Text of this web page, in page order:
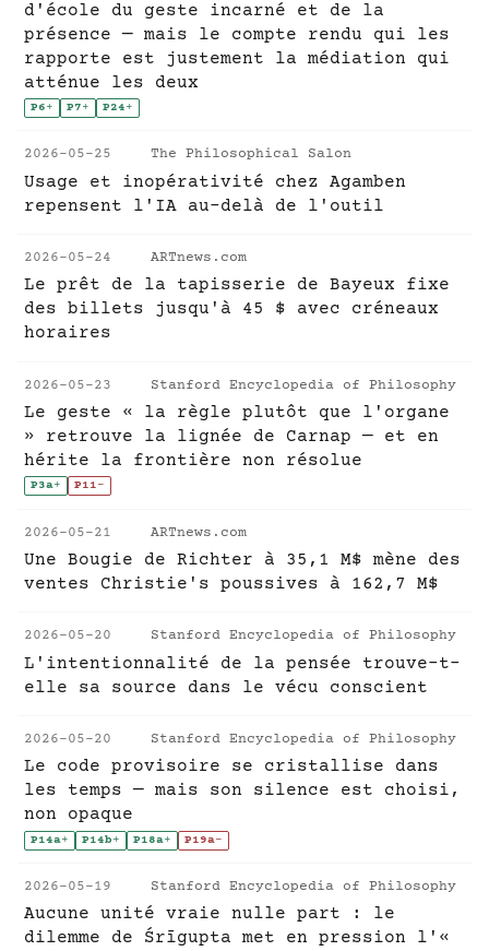
d'école du geste incarné et de la
présence — mais le compte rendu qui les
rapporte est justement la médiation qui
atténue les deux
P6+ P7+ P24+
2026-05-25 The Philosophical Salon
Usage et inopérativité chez Agamben
repensent l'IA au-delà de l'outil
2026-05-24 ARTnews.com
Le prêt de la tapisserie de Bayeux fixe
des billets jusqu'à 45 $ avec créneaux
horaires
2026-05-23 Stanford Encyclopedia of Philosophy
Le geste « la règle plutôt que l'organe
» retrouve la lignée de Carnap — et en
hérite la frontière non résolue
P3a+ P11-
2026-05-21 ARTnews.com
Une Bougie de Richter à 35,1 M$ mène des
ventes Christie's poussives à 162,7 M$
2026-05-20 Stanford Encyclopedia of Philosophy
L'intentionnalité de la pensée trouve-t-
elle sa source dans le vécu conscient
2026-05-20 Stanford Encyclopedia of Philosophy
Le code provisoire se cristallise dans
les temps — mais son silence est choisi,
non opaque
P14a+ P14b+ P18a+ P19a-
2026-05-19 Stanford Encyclopedia of Philosophy
Aucune unité vraie nulle part : le
dilemme de Śrīgupta met en pression l'«